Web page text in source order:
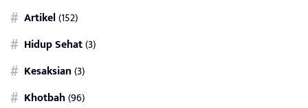
Artikel(152)
Hidup Sehat(3)
Kesaksian(3)
Khotbah(96)